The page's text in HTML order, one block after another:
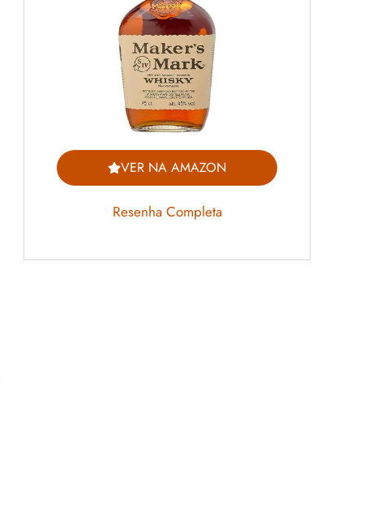
VER NA AMAZON
Resenha Completa